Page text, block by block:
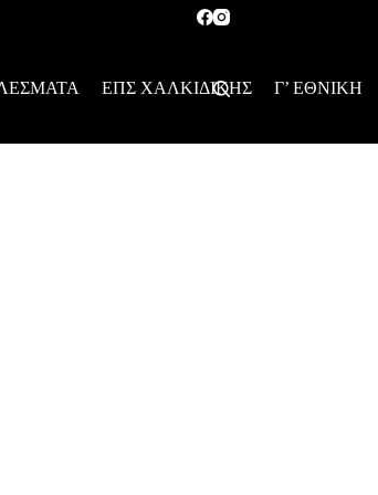
ΕΠΣ ΧΑΛΚΙΔΙΚΗΣ Γ’ ΕΘΝΙΚΗ